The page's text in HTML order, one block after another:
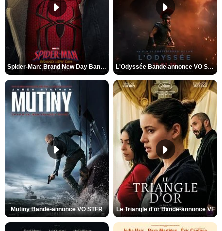
Spider-Man: Brand New Day Bande-annonce VO STFR L'Odyssée Bande-annonce VO STFR
Mutiny Bande-annonce VO STFR Le Triangle d'or Bande-annonce VF